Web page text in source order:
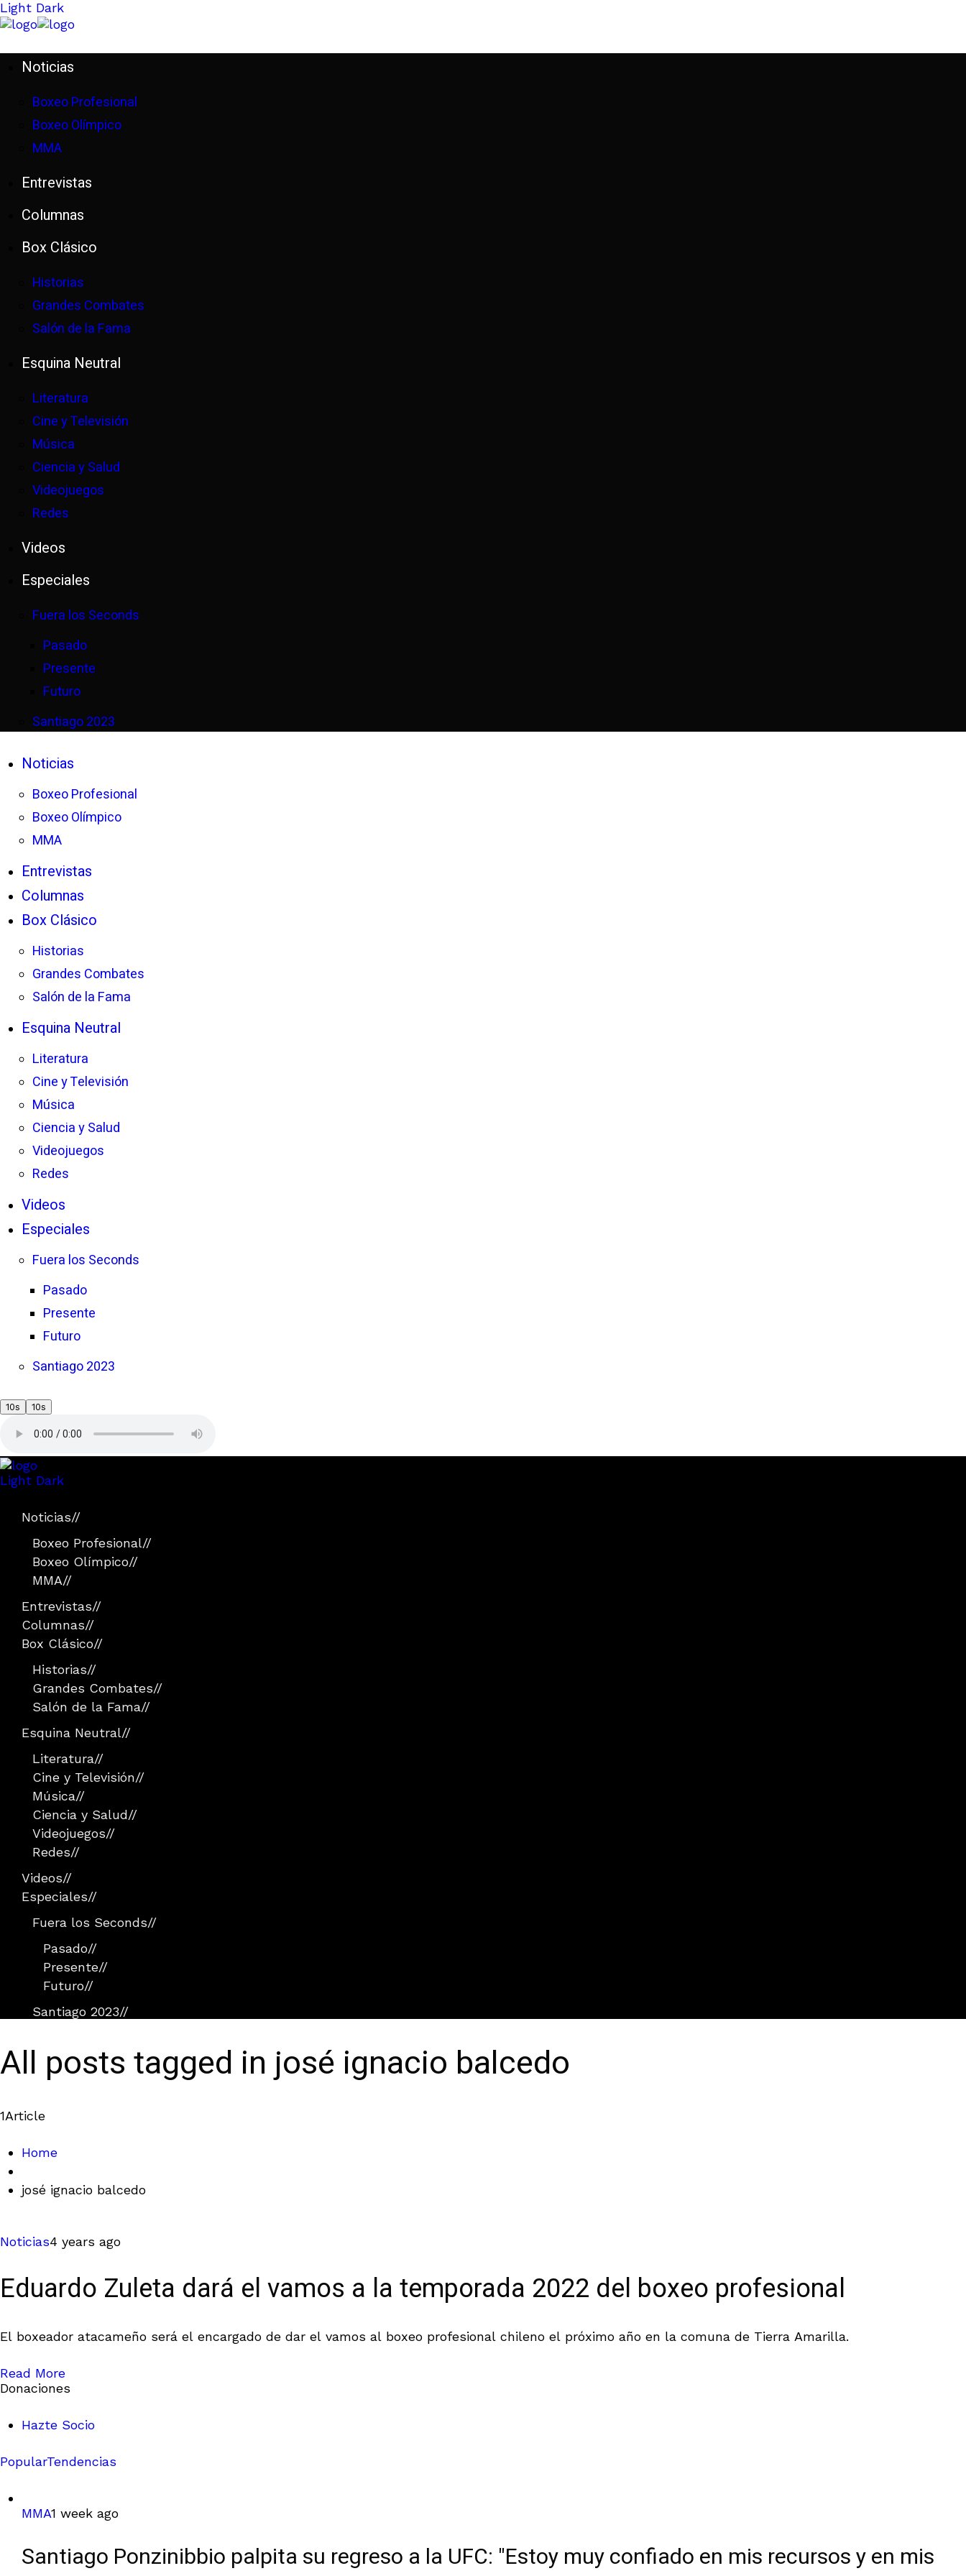
Light Dark
Noticias
Boxeo Profesional
Boxeo Olímpico
MMA
Entrevistas
Columnas
Box Clásico
Historias
Grandes Combates
Salón de la Fama
Esquina Neutral
Literatura
Cine y Televisión
Música
Ciencia y Salud
Videojuegos
Redes
Videos
Especiales
Fuera los Seconds
Pasado
Presente
Futuro
Santiago 2023
Noticias
Boxeo Profesional
Boxeo Olímpico
MMA
Entrevistas
Columnas
Box Clásico
Historias
Grandes Combates
Salón de la Fama
Esquina Neutral
Literatura
Cine y Televisión
Música
Ciencia y Salud
Videojuegos
Redes
Videos
Especiales
Fuera los Seconds
Pasado
Presente
Futuro
Santiago 2023
10s 10s
Light Dark
Noticias//
Boxeo Profesional//
Boxeo Olímpico//
MMA//
Entrevistas//
Columnas//
Box Clásico//
Historias//
Grandes Combates//
Salón de la Fama//
Esquina Neutral//
Literatura//
Cine y Televisión//
Música//
Ciencia y Salud//
Videojuegos//
Redes//
Videos//
Especiales//
Fuera los Seconds//
Pasado//
Presente//
Futuro//
Santiago 2023//
All posts tagged in josé ignacio balcedo
1Article
Home
josé ignacio balcedo
Noticias4 years ago
Eduardo Zuleta dará el vamos a la temporada 2022 del boxeo profesional
El boxeador atacameño será el encargado de dar el vamos al boxeo profesional chileno el próximo año en la comuna de Tierra Amarilla.
Read More
Donaciones
Hazte Socio
PopularTendencias
MMA1 week ago
Santiago Ponzinibbio palpita su regreso a la UFC: "Estoy muy confiado en mis recursos y en mis